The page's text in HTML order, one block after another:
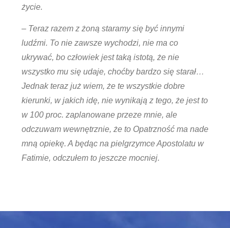
życie.
– Teraz razem z żoną staramy się być innymi
ludźmi. To nie zawsze wychodzi, nie ma co
ukrywać, bo człowiek jest taką istotą, że nie
wszystko mu się udaje, choćby bardzo się starał…
Jednak teraz już wiem, że te wszystkie dobre
kierunki, w jakich idę, nie wynikają z tego, że jest to
w 100 proc. zaplanowane przeze mnie, ale
odczuwam wewnętrznie, że to Opatrzność ma nade
mną opiekę. A będąc na pielgrzymce Apostolatu w
Fatimie, odczułem to jeszcze mocniej.